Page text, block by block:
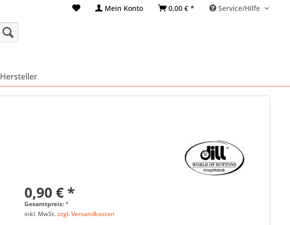
Mein Konto 0,00 € * Service/Hilfe
Hersteller
0,90 € *
Gesamtpreis:*
inkl. MwSt.zzgl. Versandkosten